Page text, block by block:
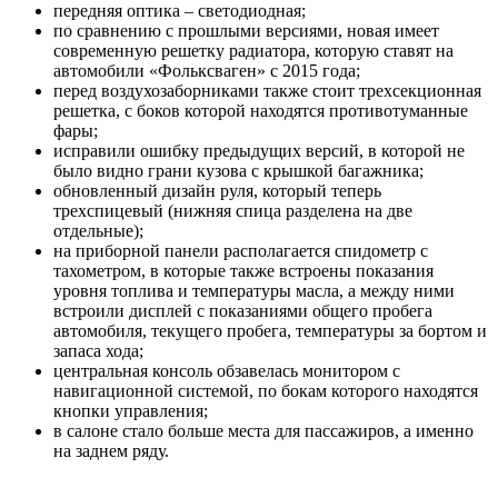
передняя оптика – светодиодная;
по сравнению с прошлыми версиями, новая имеет
современную решетку радиатора, которую ставят на
автомобили «Фольксваген» с 2015 года;
перед воздухозаборниками также стоит трехсекционная
решетка, с боков которой находятся противотуманные
фары;
исправили ошибку предыдущих версий, в которой не
было видно грани кузова с крышкой багажника;
обновленный дизайн руля, который теперь
трехспицевый (нижняя спица разделена на две
отдельные);
на приборной панели располагается спидометр с
тахометром, в которые также встроены показания
уровня топлива и температуры масла, а между ними
встроили дисплей с показаниями общего пробега
автомобиля, текущего пробега, температуры за бортом и
запаса хода;
центральная консоль обзавелась монитором с
навигационной системой, по бокам которого находятся
кнопки управления;
в салоне стало больше места для пассажиров, а именно
на заднем ряду.